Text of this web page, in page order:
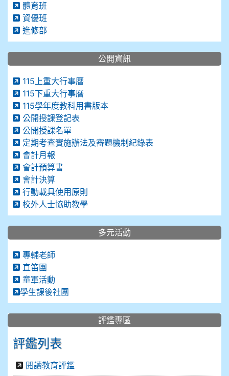
體育班
資優班
進修部
公開資訊
115上重大行事曆
115下重大行事曆
115學年度教科用書版本
公開授課登記表
公開授課名單
定期考查實施辦法及審題機制紀錄表
會計月報
會計預算書
會計決算
行動載具使用原則
校外人士協助教學
多元活動
專輔老師
直笛團
童軍活動
學生課後社團
評鑑專區
評鑑列表
閱讀教育評鑑